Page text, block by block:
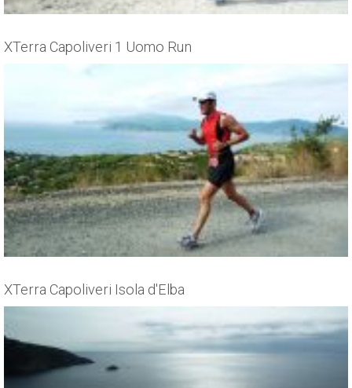
XTerra Capoliveri 1 Uomo Run
XTerra Capoliveri Isola d'Elba